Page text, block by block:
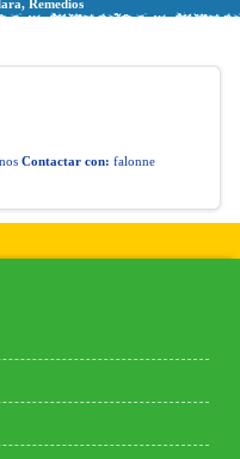
Remedios
Contactar con: falonne